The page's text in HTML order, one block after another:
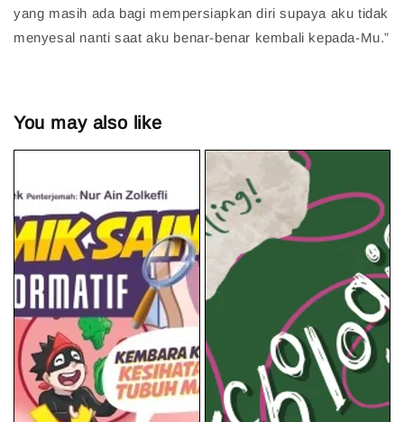
yang masih ada bagi mempersiapkan diri supaya aku tidak
menyesal nanti saat aku benar-benar kembali kepada-Mu.”
You may also like